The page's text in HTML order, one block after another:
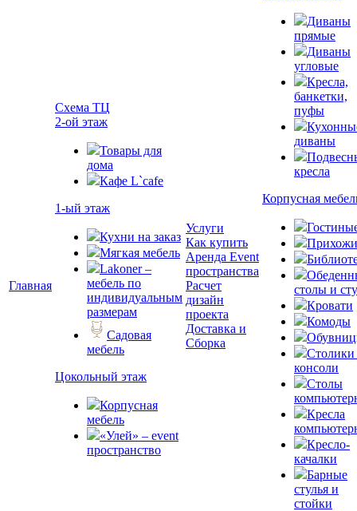
Главная
Схема ТЦ
2-ой этаж
Товары для
дома
Кафе L`cafe
1-ый этаж
Кухни на заказ
Мягкая мебель
Lakoner –
мебель по
индивидуальным
размерам
Садовая
мебель
Цокольный этаж
Корпусная
мебель
«Улей» – event
пространство
Услуги
Как купить
Аренда Event
пространства
Расчет
дизайн
проекта
Доставка и
Сборка
Диваны
прямые
Диваны
угловые
Кресла,
банкетки,
пуфы
диваны
кресла
Корпусная
столы и
Кровати
Комоды
Столики
консоли
Столы
Кресла
Кресло-
качалки
Барные
стулья и
стойки